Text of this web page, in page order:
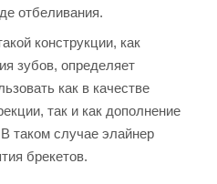
отбеливания.
конструкции, как
зубов, определяет
как в качестве
так и как дополнение
таком случае элайнер
брекетов.